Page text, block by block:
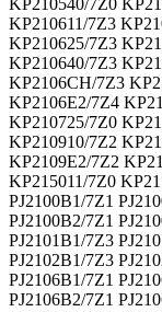
KP210611/7Z3
KP210625/7Z3
KP210640/7Z3
KP2106CH/7Z3
KP2106E2/7Z4
KP210725/7Z0
KP210910/7Z2
KP2109E2/7Z2
KP215011/7Z0
PJ2100B1/7Z1
PJ2100B2/7Z1
PJ2101B1/7Z3
PJ2102B1/7Z3
PJ2106B1/7Z1
PJ2106B2/7Z1